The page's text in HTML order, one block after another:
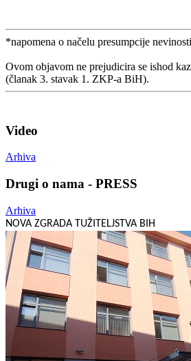
*napomena o načelu presumpcije nevinosti
Ovom objavom ne prejudicira se ishod
(članak 3. stavak 1. ZKP-a BiH).
Video
Arhiva
Drugi o nama - PRESS
Arhiva
NOVA ZGRADA TUŽITELJSTVA BIH